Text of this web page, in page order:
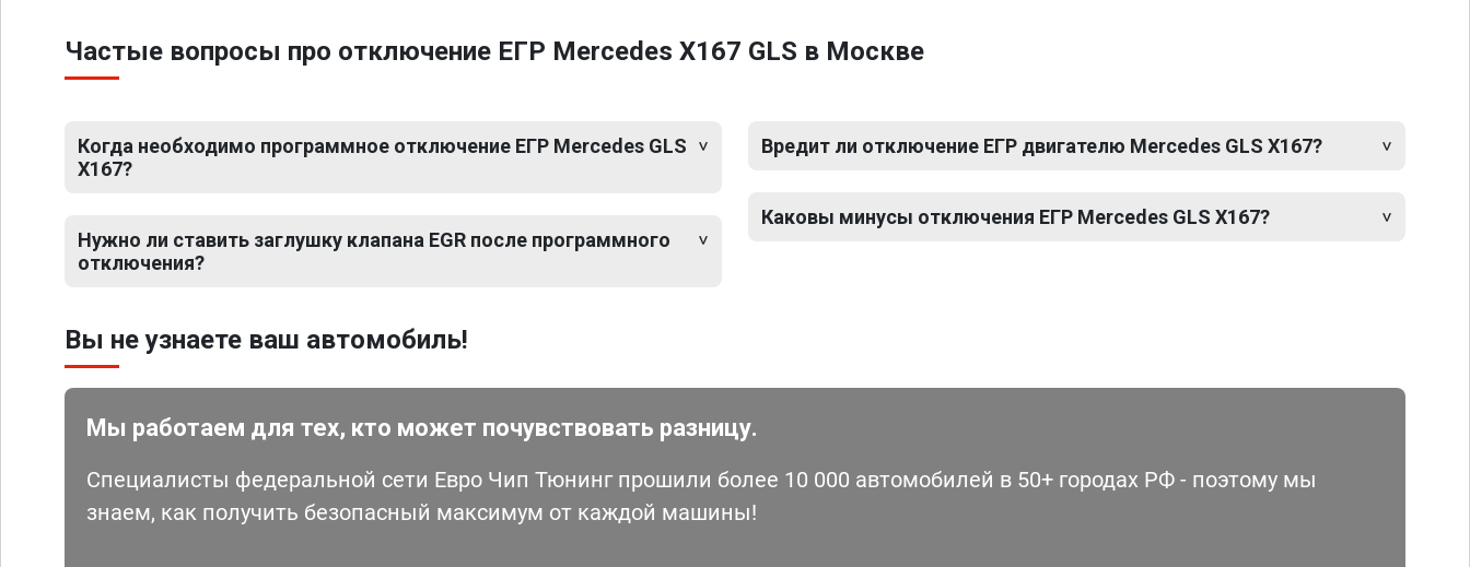
Частые вопросы про отключение ЕГР Mercedes X167 GLS в Москве
Когда необходимо программное отключение ЕГР Mercedes GLS
X167?
Нужно ли ставить заглушку клапана EGR после программного
отключения?
Вредит ли отключение ЕГР двигателю Mercedes GLS X167?
Каковы минусы отключения ЕГР Mercedes GLS X167?
Вы не узнаете ваш автомобиль!
Мы работаем для тех, кто может почувствовать разницу.
Специалисты федеральной сети Евро Чип Тюнинг прошили более 10 000 автомобилей в 50+ городах РФ - поэтому мы
знаем, как получить безопасный максимум от каждой машины!